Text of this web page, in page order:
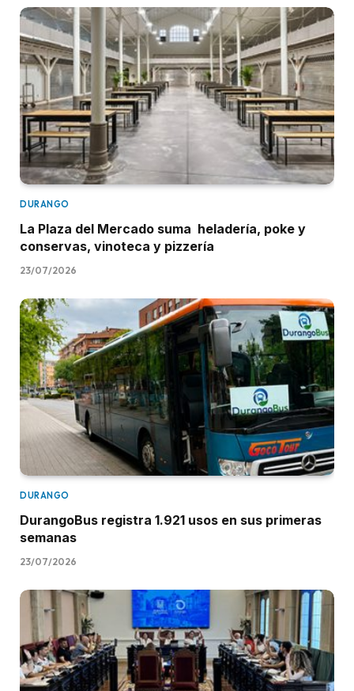
DURANGO
La Plaza del Mercado suma heladería, poke y
conservas, vinoteca y pizzería
23/07/2026
DURANGO
DurangoBus registra 1.921 usos en sus primeras
semanas
23/07/2026